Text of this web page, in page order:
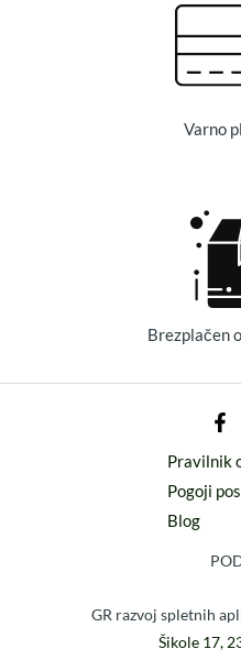
Varno
Brezplačen
Pravilnik
Pogoji
Blog
GR razvoj spletnih
Šikole 17,